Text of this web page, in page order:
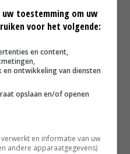
stijging eendensterfte
toestemming om uw
voor het volgende:
en content,
ontwikkeling van diensten
opslaan en/of openen
en informatie van uw
andere apparaatgegevens)